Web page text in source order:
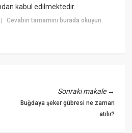
kabul edilmektedir.
Cevabın tamamını burada okuyun:
Sonraki makale→
Buğdaya şeker gübresi ne zaman
atılır?